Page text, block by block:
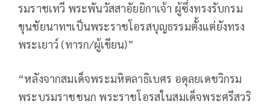
รมราชเทวี พระพันวัสสาอัยยิกาเจ้า ผู้ซึ่งทรงรับกรม
ขุนชัยนาทฯเป็นพระราชโอรสบุญธรรมตั้งแต่ยังทรง
พระเยาว์ (ทารก/ผู้เขียน)”
“หลังจากสมเด็จพระมหิตลาธิเบศร อดุลยเดชวิกรม
พระบรมราชชนก พระราชโอรสในสมเด็จพระศรีสวริ